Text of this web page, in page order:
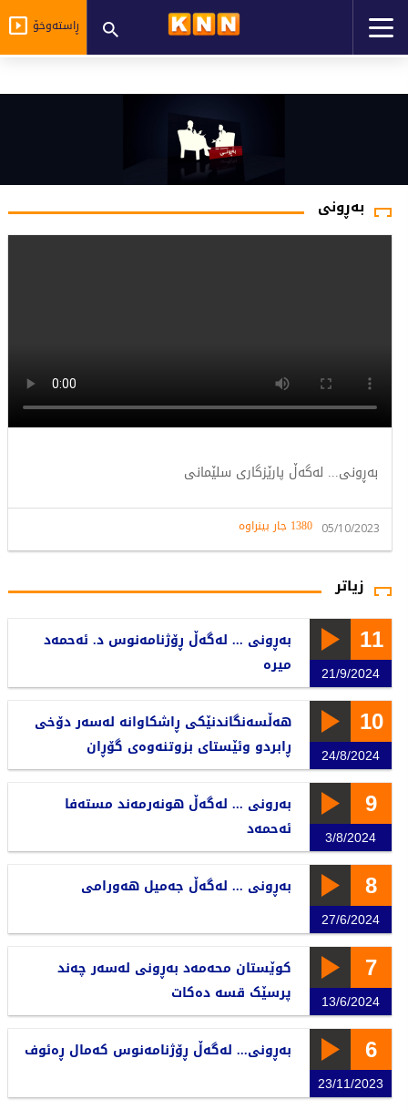
ڕاستەوخۆ
بەڕونی
بەڕونی... لەگەڵ پارێزگاری سلێمانی
05/10/2023 1380 جار بینراوە
زیاتر
11
21/9/2024
بەڕونی ... لەگەڵ ڕۆژنامەنوس د. ئەحمەد
میرە
10
24/8/2024
هەڵسەنگاندنێکی ڕاشکاوانە لەسەر دۆخی
ڕابردو وئێستای بزوتنەوەی گۆڕان
9
3/8/2024
بەرونی ... لەگەڵ هونەرمەند مستەفا
ئەحمەد
8
27/6/2024
بەڕونی ... لەگەڵ جەمیل هەورامی
7
13/6/2024
کوێستان محەمەد بەڕونی لەسەر چەند
پرسێک قسە دەکات
6
23/11/2023
بەڕونی... لەگەڵ ڕۆژنامەنوس کەمال ڕەئوف